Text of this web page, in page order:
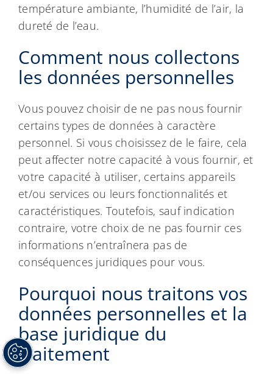
température ambiante, l’humidité de l’air, la
dureté de l’eau.
Comment nous collectons
les données personnelles
Vous pouvez choisir de ne pas nous fournir
certains types de données à caractère
personnel. Si vous choisissez de le faire, cela
peut affecter notre capacité à vous fournir, et
votre capacité à utiliser, certains appareils
et/ou services ou leurs fonctionnalités et
caractéristiques. Toutefois, sauf indication
contraire, votre choix de ne pas fournir ces
informations n’entraînera pas de
conséquences juridiques pour vous.
Pourquoi nous traitons vos
données personnelles et la
base juridique du
traitement